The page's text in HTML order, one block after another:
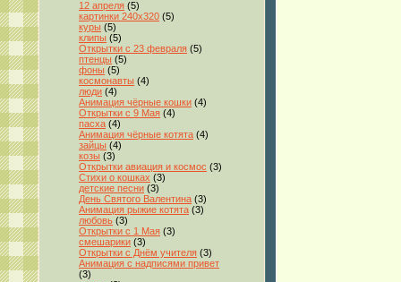
12 апреля (5)
картинки 240x320 (5)
куры (5)
клипы (5)
Открытки с 23 февраля (5)
птенцы (5)
фоны (5)
космонавты (4)
люди (4)
Анимация чёрные кошки (4)
Открытки с 9 Мая (4)
пасха (4)
Анимация чёрные котята (4)
зайцы (4)
козы (3)
Открытки авиация и космос (3)
Стихи о кошках (3)
детские песни (3)
День Святого Валентина (3)
Анимация рыжие котята (3)
любовь (3)
Открытки с 1 Мая (3)
смешарики (3)
Открытки с Днём учителя (3)
Анимация с надписями привет
(3)